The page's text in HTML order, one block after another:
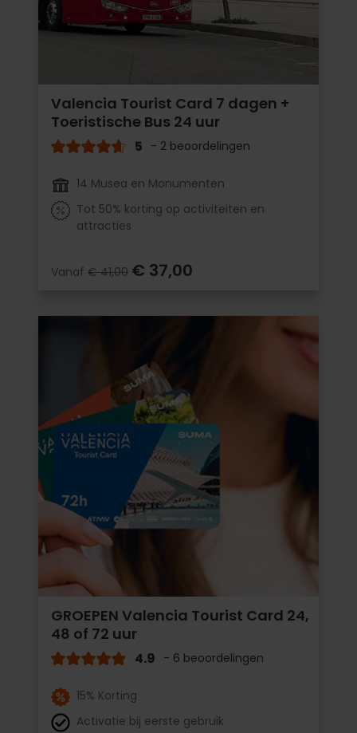
Valencia Tourist Card 7 dagen +
Toeristische Bus 24 uur
5 - 2 beoordelingen
14 Musea en Monumenten
Tot 50% korting op activiteiten en
attracties
Vanaf € 41,00 € 37,00
GROEPEN Valencia Tourist Card 24,
48 of 72 uur
4.9 - 6 beoordelingen
15% Korting
Activatie bij eerste gebruik